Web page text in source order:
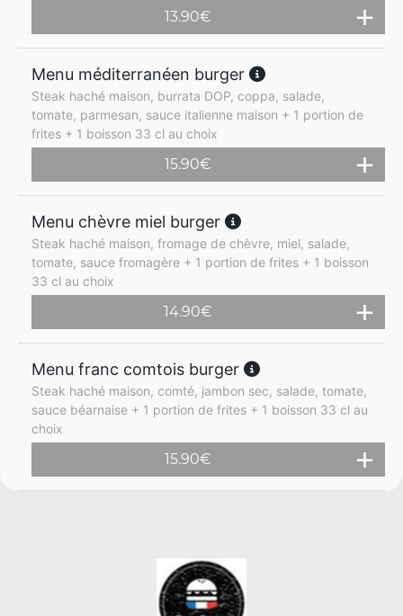
13.90€
Menu méditerranéen burger
Steak haché maison, burrata DOP, coppa, salade,
tomate, parmesan, sauce italienne maison + 1 portion de
frites + 1 boisson 33 cl au choix
15.90€
Menu chèvre miel burger
Steak haché maison, fromage de chèvre, miel, salade,
tomate, sauce fromagère + 1 portion de frites + 1 boisson
33 cl au choix
14.90€
Menu franc comtois burger
Steak haché maison, comté, jambon sec, salade, tomate,
sauce béarnaise + 1 portion de frites + 1 boisson 33 cl au
choix
15.90€